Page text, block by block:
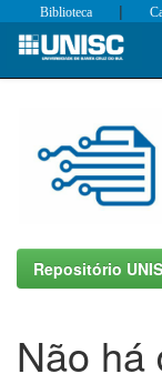
Skip
Biblioteca |
Repositório
Não há